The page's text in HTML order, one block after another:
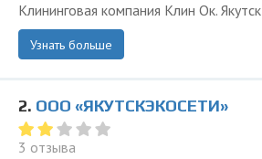
Клининговая компания Клин Ок. Якутск
Узнать больше
2. ООО «ЯКУТСКЭКОСЕТИ»
3 отзыва